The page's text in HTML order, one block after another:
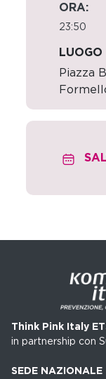
ORA:
23:50
LUOGO
Piazza
Think Pink Italy
in partnership con
SEDE NAZIONALE